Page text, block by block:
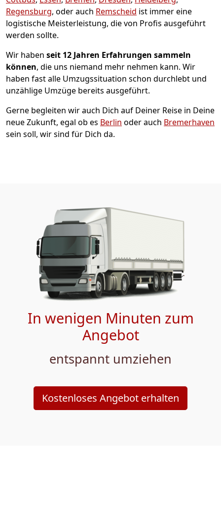
Regensburg, oder auch Remscheid ist immer eine
logistische Meisterleistung, die von Profis ausgeführt
werden sollte.
Wir haben seit 12 Jahren Erfahrungen sammeln
können, die uns niemand mehr nehmen kann. Wir
haben fast alle Umzugssituation schon durchlebt und
unzählige Umzüge bereits ausgeführt.
Gerne begleiten wir auch Dich auf Deiner Reise in Deine
neue Zukunft, egal ob es Berlin oder auch Bremer­haven
sein soll, wir sind für Dich da.
In wenigen Minuten zum
Angebot
entspannt umziehen
Kostenloses Angebot erhalten